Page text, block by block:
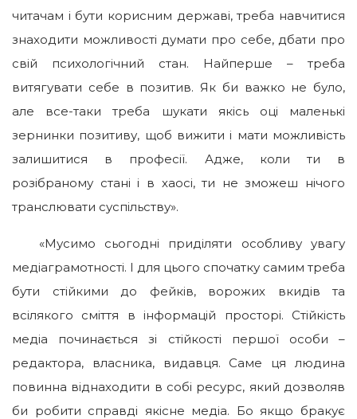
читачам і бути корисним державі, треба навчитися
знаходити можливості думати про себе, дбати про
свій психологічний стан. Найперше – треба
витягувати себе в позитив. Як би важко не було,
але все-таки треба шукати якісь оці маленькі
зернинки позитиву, щоб вижити і мати можливість
залишитися в професії. Адже, коли ти в
розібраному стані і в хаосі, ти не зможеш нічого
транслювати суспільству».
«Мусимо сьогодні приділяти особливу увагу
медіаграмотності. І для цього спочатку самим треба
бути стійкими до фейків, ворожих вкидів та
всілякого сміття в інформацій просторі. Стійкість
медіа починається зі стійкості першої особи –
редактора, власника, видавця. Саме ця людина
повинна віднаходити в собі ресурс, який дозволяв
би робити справді якісне медіа. Бо якщо бракує